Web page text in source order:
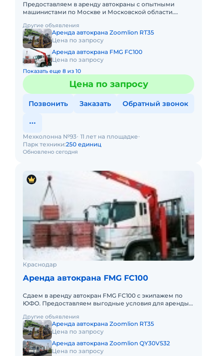
Предоставляем в аренду автокраны с опытными
машинистами по Москве и Московской области.
(почасовой, посменный) При
Другие объявления
Аренда автокрана Zoomlion RT35
Цена по запросу
Аренда автокрана FMG FC100
Цена по запросу
Показать еще 8 из 10
Цена по запросу
Позвонить Заказать Обратный звонок
Обновлено сегодня
Мехколонна №93 11 лет на площадке
Парк техники:250 единиц
Краснодар
Аренда автокрана FMG FC100
Сдаем в аренду автокран FMG FC100 с экипажем по
ЮФО. Предоставляем выгодные условия для аренды
Кроме аренды спец
Другие объявления
Аренда автокрана Zoomlion RT35
Цена по запросу
Аренда автокрана Zoomlion QY30V532
Цена по запросу